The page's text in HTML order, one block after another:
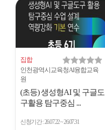
집합
인천광역시교육청AI융합교육
원
(초등) 생성형AI 및 구글도
구활용 탐구중심 ...
신청기간 26.07.22 ~ 26.07.31